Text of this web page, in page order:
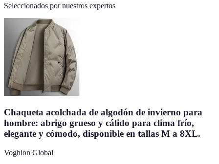
Seleccionados por nuestros expertos
Chaqueta acolchada de algodón de invierno para
hombre: abrigo grueso y cálido para clima frío,
elegante y cómodo, disponible en tallas M a 8XL.
Voghion Global